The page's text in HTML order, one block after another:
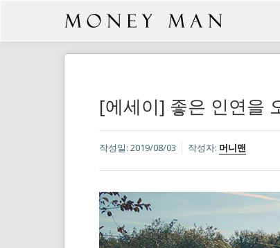
[에세이] 좋은 인연을
작성일: 2019/08/03 작성자: 머니맨